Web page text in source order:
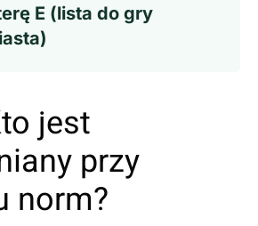
E (lista do gry
jest
przy
norm?